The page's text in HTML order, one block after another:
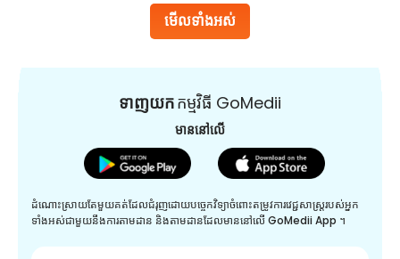
មើលទាំងអស់
ទាញយកកម្មវិធី GoMedii
មាននៅលើ
ដំណោះស្រាយតែមួយគត់ដែលជំរុញដោយបច្ចេកវិទ្យាចំពោះតម្រូវការវេជ្ជសាស្រ្តរបស់អ្នក
ទាំងអស់ជាមួយនឹងការតាមដាន និងតាមដានដែលមាននៅលើ GoMedii App ។